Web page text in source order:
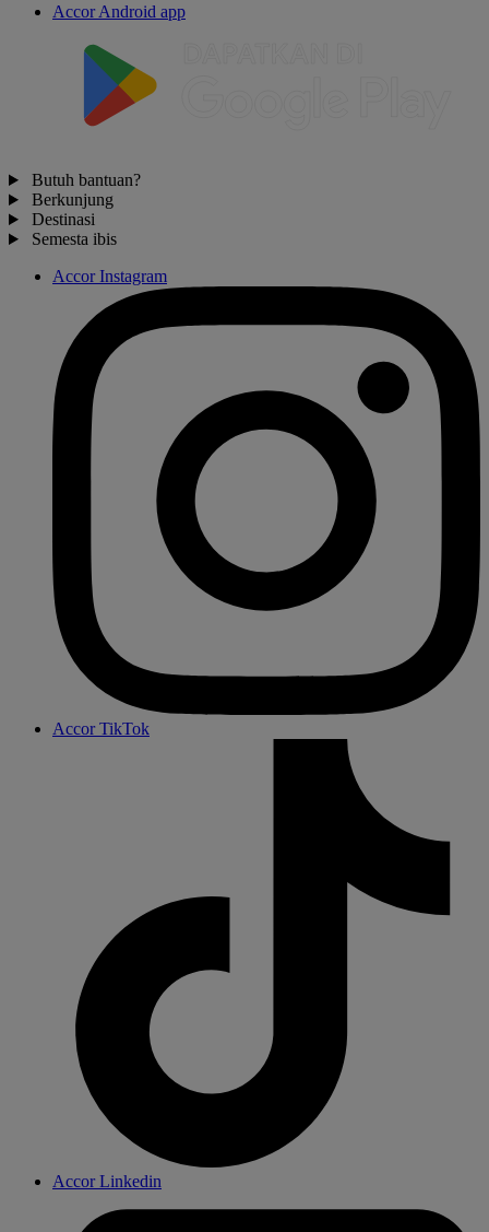
Accor Android app
Butuh bantuan?
Berkunjung
Destinasi
Semesta ibis
Accor Instagram
Accor TikTok
Accor Linkedin